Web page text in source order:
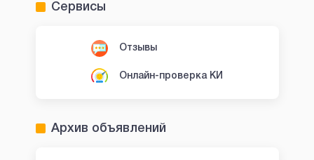
Сервисы
Отзывы
Онлайн-проверка КИ
Архив объявлений